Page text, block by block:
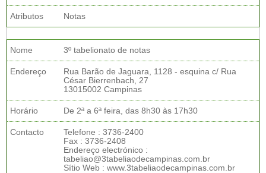
Atributos Notas
Nome 3º tabelionato de notas
Endereço
Rua Barão de Jaguara, 1128 - esquina c/ Rua
César Bierrenbach, 27
13015002 Campinas
Horário De 2ª a 6ª feira, das 8h30 às 17h30
Contacto
Telefone : 3736-2400
Fax : 3736-2408
Endereço electrónico :
tabeliao@3tabeliaodecampinas.com.br
Sítio Web : www.3tabeliaodecampinas.com.br